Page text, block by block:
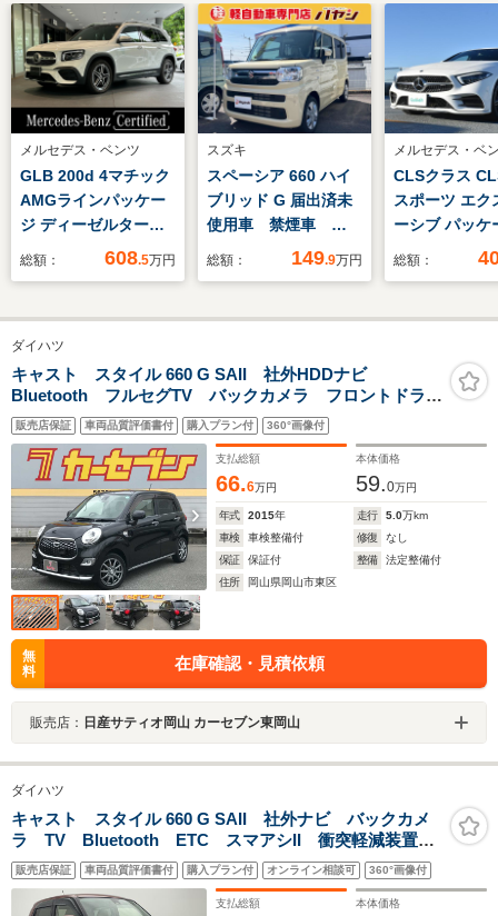
メルセデス・ベンツ
GLB 200d 4マチック
AMGラインパッケー
ジ ディーゼルターボ
4WD MP202401 ヘッ
ダーセーフティーパッ
ケージ アンビエント
ライト LEDヘッドラ
イト シートヒータ
ー メモリー付きパワ
ーシート 360°カメ
ラシステム
総額： 608.5万円
スズキ
スペーシア 660 ハイ
ブリッド G 届出済未
使用車 禁煙車
LED セーフティーサ
スタート オートエア
ス オートライト ベ
ンチシート コーナー
センサー キーレス
×2
総額： 149.9万円
メルセデス・ベ
CLSクラス
スポーツ エク
ーシブ パッケ
ィーゼルター
ュームアトマ
ンドサウンド
13スピーカー
ックツートン
総額：
ダイハツ
キャスト スタイル 660 G SAII 社外HDDナビ
Bluetooth フルセグTV バックカメラ フロントドライ
ブレコーダー ETC 衝突軽減ブレーキ クリアランス
ソナー LEDヘッドライト オートライト スマートキ
ー プッシュスタート
販売店保証 車両品質評価書付 購入プラン付 360°画像付
支払総額
66.6万円
本体価格
59.0万円
年式 2015年 走行 5.0万km
車検
車検整備付 修復
なし
保証
保証付 整備
法定整備付
住所
岡山県岡山市東区
無
料
在庫確認・見積依頼
販売店： 日産サティオ岡山 カーセブン東岡山
ダイハツ
キャスト スタイル 660 G SAII 社外ナビ バックカメ
ラ TV Bluetooth ETC スマアシII 衝突軽減装置
LEDオートライト フォグランプ アイドリングストッ
プ フロアマット ドアバイザー 純正アルミ 電格ミ
ラー 禁煙車
販売店保証 車両品質評価書付 購入プラン付 オンライン相談可 360°画像付
支払総額 本体価格